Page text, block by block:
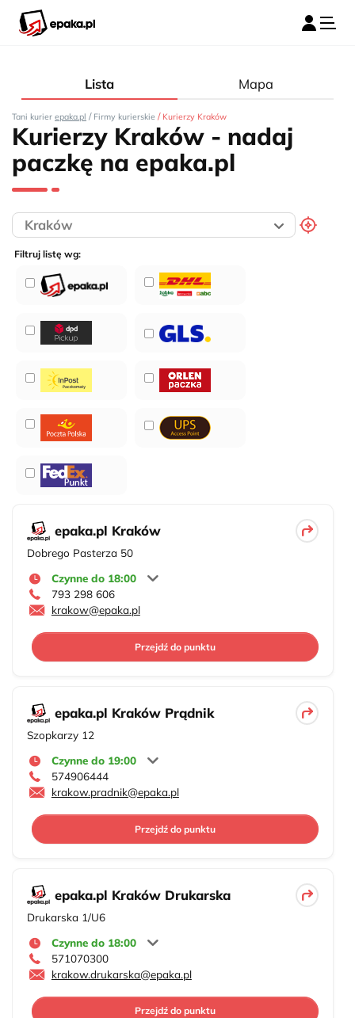
Lista Mapa
Tani kurier epaka.pl / Firmy kurierskie / Kurierzy Kraków
Kurierzy Kraków - nadaj
paczkę na epaka.pl
Filtruj listę wg:
epaka.pl Kraków
Dobrego Pasterza 50
Czynne do 18:00
793 298 606
krakow@epaka.pl
Przejdź do punktu
epaka.pl Kraków Prądnik
Szopkarzy 12
Czynne do 19:00
574906444
krakow.pradnik@epaka.pl
Przejdź do punktu
epaka.pl Kraków Drukarska
Drukarska 1/U6
Czynne do 18:00
571070300
krakow.drukarska@epaka.pl
Przejdź do punktu